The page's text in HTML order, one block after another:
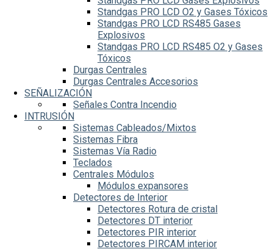
Standgas PRO LCD O2 y Gases Tóxicos
Standgas PRO LCD RS485 Gases
Explosivos
Standgas PRO LCD RS485 O2 y Gases
Tóxicos
Durgas Centrales
Durgas Centrales Accesorios
SEÑALIZACIÓN
Señales Contra Incendio
INTRUSIÓN
Sistemas Cableados/Mixtos
Sistemas Fibra
Sistemas Vía Radio
Teclados
Centrales Módulos
Módulos expansores
Detectores de Interior
Detectores Rotura de cristal
Detectores DT interior
Detectores PIR interior
Detectores PIRCAM interior